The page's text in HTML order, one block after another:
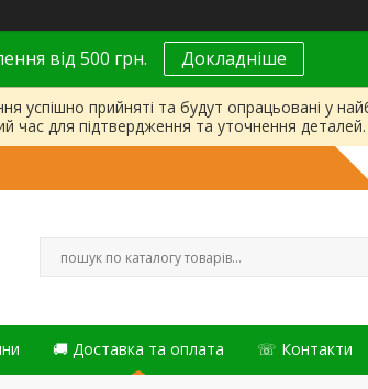
від 500 грн. Докладніше
успішно прийняті та будут опрацьовані у
час для підтвердження та уточнення деталей.
🚚 Доставка та оплата ☏ Контакти